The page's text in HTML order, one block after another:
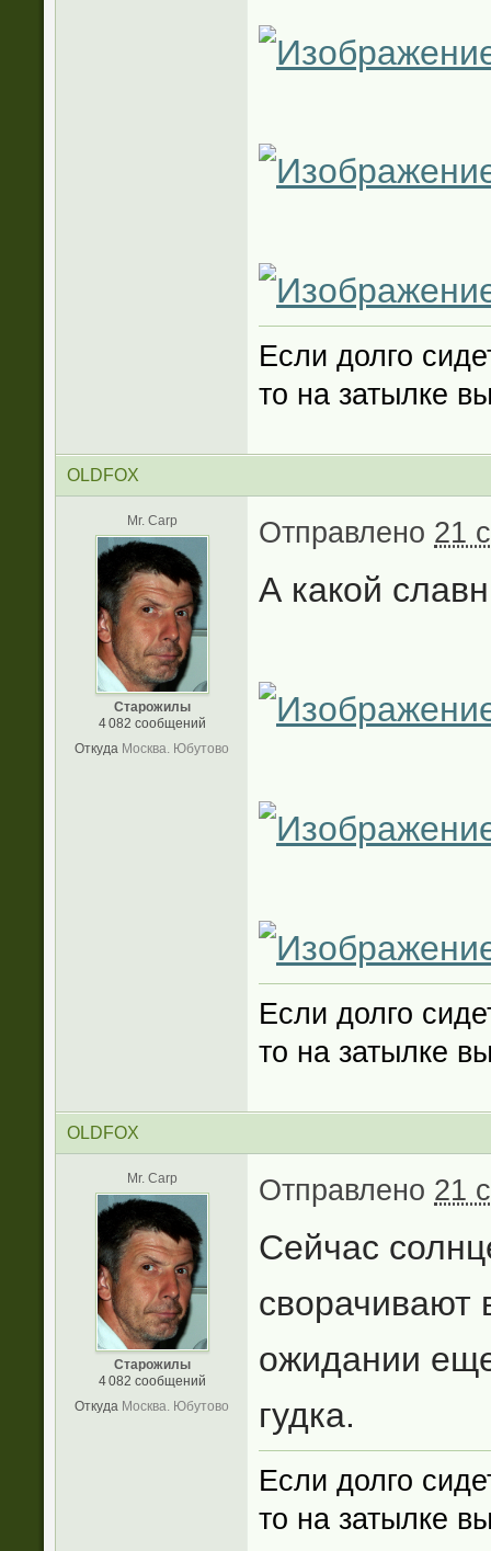
Если долго
то на затылке
OLDFOX
Mr. Carp
Старожилы
4 082 сообщений
Откуда Москва. Юбутово
Отправлено 21
А какой
Если долго
то на затылке
OLDFOX
Mr. Carp
Старожилы
4 082 сообщений
Откуда Москва. Юбутово
Отправлено 21
Сейчас
ожидании
гудка.
Если долго
то на затылке